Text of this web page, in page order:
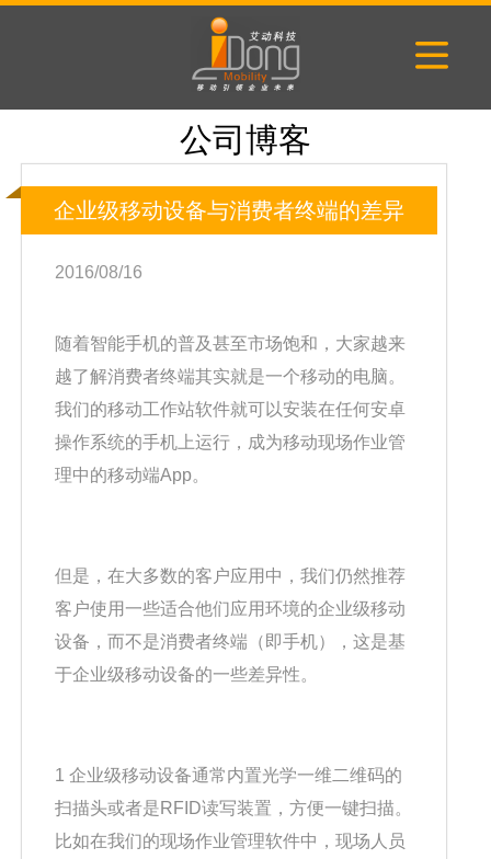
公司博客
企业级移动设备与消费者终端的差异
2016/08/16
随着智能手机的普及甚至市场饱和，大家越来
越了解消费者终端其实就是一个移动的电脑。
我们的移动工作站软件就可以安装在任何安卓
操作系统的手机上运行，成为移动现场作业管
理中的移动端App。
但是，在大多数的客户应用中，我们仍然推荐
客户使用一些适合他们应用环境的企业级移动
设备，而不是消费者终端（即手机），这是基
于企业级移动设备的一些差异性。
1 企业级移动设备通常内置光学一维二维码的
扫描头或者是RFID读写装置，方便一键扫描。
比如在我们的现场作业管理软件中，现场人员